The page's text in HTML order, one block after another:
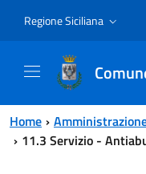
Regione Siciliana
Home
11.3 Servizio -